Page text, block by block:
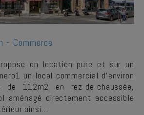
- Commerce
en location pure et sur un
un local commercial d'environ
de 112m2 en rez-de-chaussée,
aménagé directement accessible
ainsi…